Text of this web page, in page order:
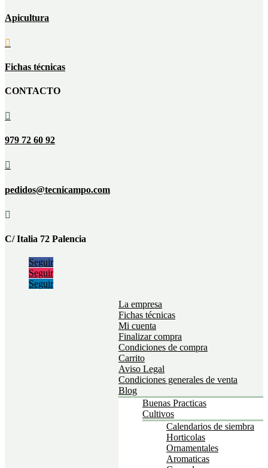
Apicultura

Fichas técnicas
CONTACTO

979 72 60 92

pedidos@tecnicampo.com

C/ Italia 72 Palencia
Seguir
Seguir
Seguir
La empresa
Fichas técnicas
Mi cuenta
Finalizar compra
Condiciones de compra
Carrito
Aviso Legal
Condiciones generales de venta
Blog
Buenas Practicas
Cultivos
Calendarios de siembra
Horticolas
Ornamentales
Aromaticas